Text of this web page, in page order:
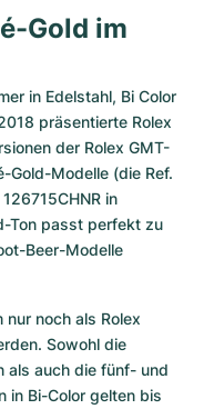
Gold im
in Edelstahl, Bi Color
präsentierte Rolex
der Rolex GMT-
Gold-Modelle (die Ref.
in
Ton passt perfekt zu
Beer-Modelle
nur noch als Rolex
Sowohl die
als auch die fünf- und
in Bi-Color gelten bis